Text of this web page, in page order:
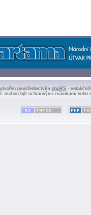
prostřednictvím phpRS -
mohou být ochrannými známkami